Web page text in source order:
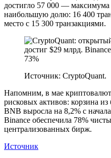
достигло 57 000 — максимума
наибольшую долю: 16 400
место с 15 300 транзакциями.
Источник: CryptoQuant.
Напомним, в мае
рисковых активов: корзина
BNB выросла на 8,2% с
Binance обеспечила 78%
централизованных бирж.
Источник